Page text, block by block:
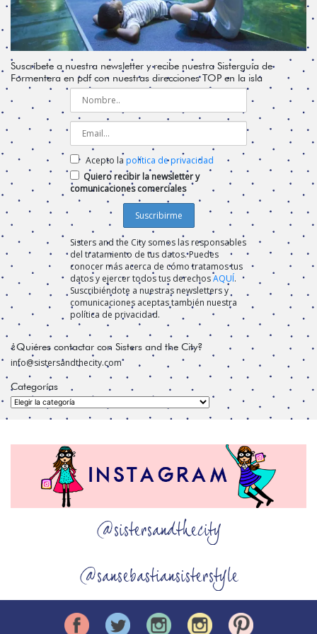
Suscríbete a nuestra newsletter y recibe nuestra Sisterguía de
Formentera en pdf con nuestras direcciones TOP en la isla
Acepto la política de privacidad
Quiero recibir la newsletter y
comunicaciones comerciales
Sisters and the City somos las responsables
del tratamiento de tus datos. Puedes
conocer más acerca de cómo tratamos tus
datos y ejercer todos tus derechosAQUÍ.
Suscribiéndote a nuestras newsletters y
comunicaciones aceptas también nuestra
política de privacidad.
¿Quiéres contactar con Sisters and the City?
info@sistersandthecity.com
Categorías
Categorías
@sistersandthecity
@sansebastiansisterstyle